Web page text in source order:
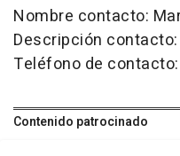
Nombre contacto:
Descripción
Teléfono de
Contenido patrocinado